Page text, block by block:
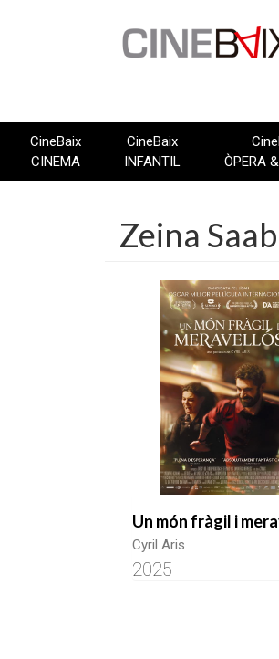
CineBaix
CINEMA
CineBaix
INFANTIL
ÒPERA
Zeina
Un món fràgil i
Cyril Aris
2025